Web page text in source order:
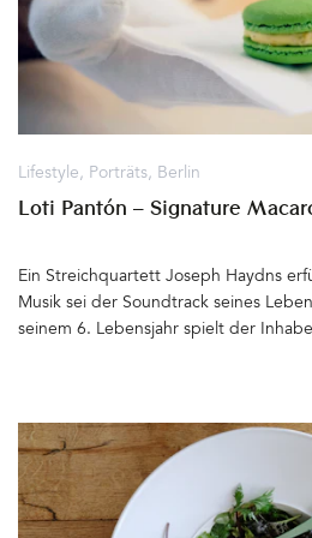
Lifestyle, Porträts, Berlin
Loti Pantón – Signature
Ein Streichquartett Joseph Haydns
Musik sei der Soundtrack seines
seinem 6. Lebensjahr spielt der
das Instrument erst einmal im Kasten
schenken Loti zum Geburtstag ein
Rezepten der Welt. Er nimmt sich das
Frankreich vor – Macarons. Eine